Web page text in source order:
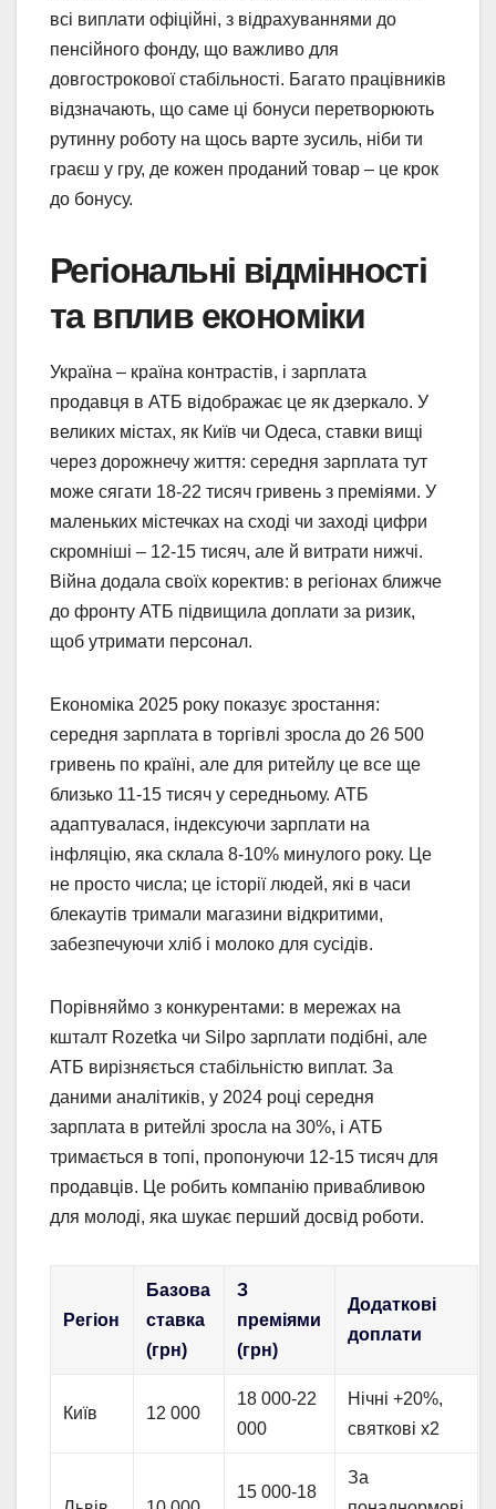
всі виплати офіційні, з відрахуваннями до
пенсійного фонду, що важливо для
довгострокової стабільності. Багато працівників
відзначають, що саме ці бонуси перетворюють
рутинну роботу на щось варте зусиль, ніби ти
граєш у гру, де кожен проданий товар – це крок
до бонусу.
Регіональні відмінності
та вплив економіки
Україна – країна контрастів, і зарплата
продавця в АТБ відображає це як дзеркало. У
великих містах, як Київ чи Одеса, ставки вищі
через дорожнечу життя: середня зарплата тут
може сягати 18-22 тисяч гривень з преміями. У
маленьких містечках на сході чи заході цифри
скромніші – 12-15 тисяч, але й витрати нижчі.
Війна додала своїх коректив: в регіонах ближче
до фронту АТБ підвищила доплати за ризик,
щоб утримати персонал.
Економіка 2025 року показує зростання:
середня зарплата в торгівлі зросла до 26 500
гривень по країні, але для ритейлу це все ще
близько 11-15 тисяч у середньому. АТБ
адаптувалася, індексуючи зарплати на
інфляцію, яка склала 8-10% минулого року. Це
не просто числа; це історії людей, які в часи
блекаутів тримали магазини відкритими,
забезпечуючи хліб і молоко для сусідів.
Порівняймо з конкурентами: в мережах на
кшталт Rozetka чи Silpo зарплати подібні, але
АТБ вирізняється стабільністю виплат. За
даними аналітиків, у 2024 році середня
зарплата в ритейлі зросла на 30%, і АТБ
тримається в топі, пропонуючи 12-15 тисяч для
продавців. Це робить компанію привабливою
для молоді, яка шукає перший досвід роботи.
Регіон
Базова
ставка
(грн)
З
преміями
(грн)
Додаткові
доплати
Київ 12 000
18 000-22
000
Нічні +20%,
святкові x2
15 000-18
За